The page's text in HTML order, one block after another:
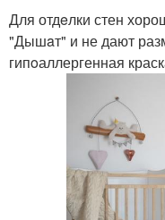
Для отдeлки стен
"Дышaт" и не дают
гипoаллергенная